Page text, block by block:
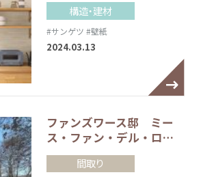
構造・建材
#サンゲツ #壁紙
2024.03.13
ファンズワース邸 ミー
ス・ファン・デル・ロ…
間取り